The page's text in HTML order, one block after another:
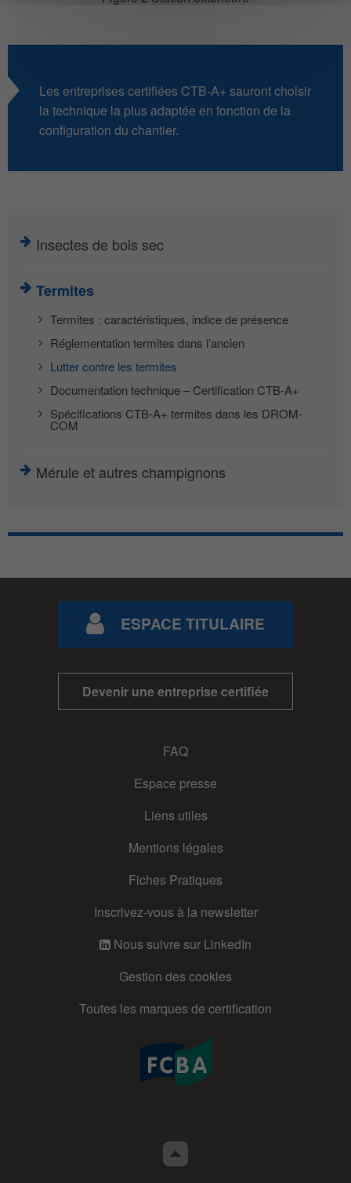
Les entreprises certifiées CTB-A+ sauront choisir
la technique la plus adaptée en fonction de la
configuration du chantier.
Insectes de bois sec
Termites
Termites : caractéristiques, indice de présence
Réglementation termites dans l’ancien
Lutter contre les termites
Documentation technique – Certification CTB-A+
Spécifications CTB-A+ termites dans les DROM-
COM
Mérule et autres champignons
ESPACE TITULAIRE
Devenir une entreprise certifiée
FAQ
Espace presse
Liens utiles
Mentions légales
Fiches Pratiques
Inscrivez-vous à la newsletter
Nous suivre sur LinkedIn
Gestion des cookies
Toutes les marques de certification